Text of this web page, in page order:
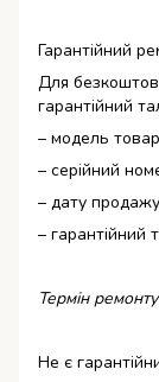
Гарантійний
Для
гарантійний
– модель
– серійний
– дату продажу
– гарантійний
Термін
Не є